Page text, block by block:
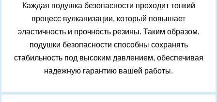
Каждая подушка безопасности проходит тонкий
процесс вулканизации, который повышает
эластичность и прочность резины. Таким образом,
подушки безопасности способны сохранять
стабильность под высоким давлением, обеспечивая
надежную гарантию вашей работы.